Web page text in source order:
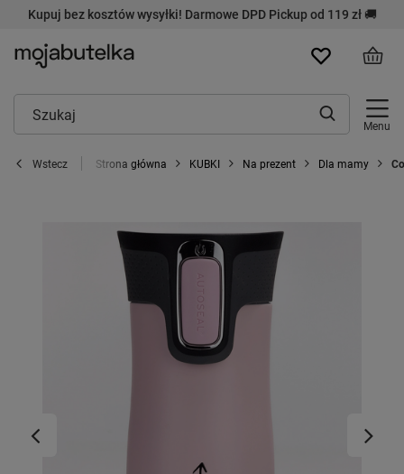
Kupuj bez kosztów wysyłki! Darmowe DPD Pickup od 119 zł 🚚
Menu
Wstecz Strona główna KUBKI Na prezent Dla mamy